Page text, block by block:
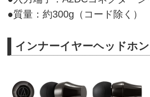
●質量：約300g（コード除く）
インナーイヤーヘッドホン